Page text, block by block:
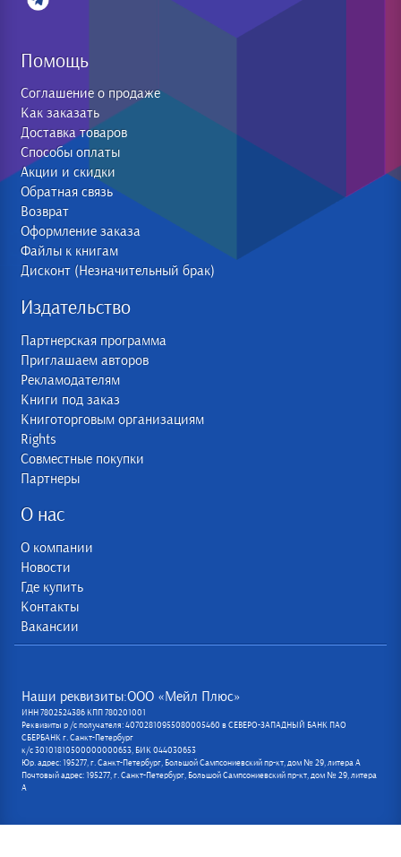
Помощь
Соглашение о продаже
Как заказать
Доставка товаров
Способы оплаты
Акции и скидки
Обратная связь
Возврат
Оформление заказа
Файлы к книгам
Дисконт (Незначительный брак)
Издательство
Партнерская программа
Приглашаем авторов
Рекламодателям
Книги под заказ
Книготорговым организациям
Rights
Совместные покупки
Партнеры
О нас
О компании
Новости
Где купить
Контакты
Вакансии
Наши реквизиты:ООО «Мейл Плюс»
ИНН 7802524386 КПП 780201001
Реквизиты р /с получателя: 40702810955080005460 в СЕВЕРО-ЗАПАДНЫЙ БАНК ПАО
СБЕРБАНК г. Санкт-Петербург
к/с 30101810500000000653, БИК 044030653
Юр. адрес: 195277, г. Санкт-Петербург, Большой Сампсониевский пр-кт, дом № 29, литера А
Почтовый адрес: 195277, г. Санкт-Петербург, Большой Сампсониевский пр-кт, дом № 29, литера
А